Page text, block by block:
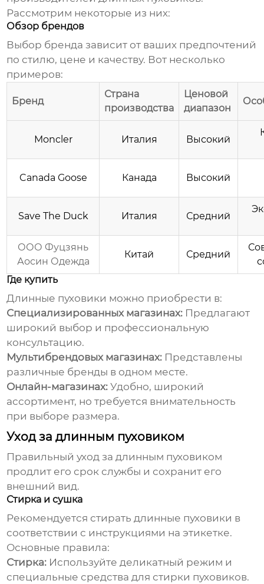
Рассмотрим некоторые из них:
Обзор брендов
Выбор бренда зависит от ваших предпочтений
по стилю, цене и качеству. Вот несколько
примеров:
Бренд
Страна
производства
Ценовой
диапазон
Moncler Италия Высокий
Canada Goose Канада Высокий
Save The Duck Италия Средний
ООО Фуцзянь
Аосин Одежда
Китай Средний
Где купить
Длинные пуховики можно приобрести в:
Специализированных магазинах: Предлагают
широкий выбор и профессиональную
консультацию.
Мультибрендовых магазинах: Представлены
различные бренды в одном месте.
Онлайн-магазинах: Удобно, широкий
ассортимент, но требуется внимательность
при выборе размера.
Уход за длинным пуховиком
Правильный уход задлинным пуховиком
продлит его срок службы и сохранит его
внешний вид.
Стирка и сушка
Рекомендуется стиратьдлинные пуховики в
соответствии с инструкциями на этикетке.
Основные правила:
Стирка: Используйте деликатный режим и
специальные средства для стирки пуховиков.